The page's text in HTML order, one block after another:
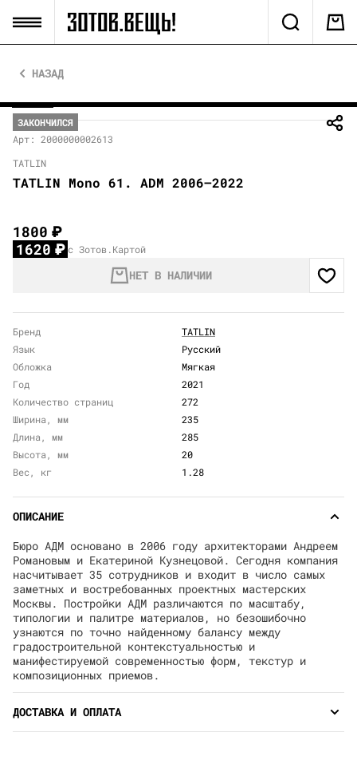
НАЗАД
ЗАКОНЧИЛСЯ
Арт: 2000000002613
TATLIN
TATLIN Mono 61. ADM 2006–2022
1800₽
1620₽ с Зотов.Картой
НЕТ В НАЛИЧИИ
Бренд
TATLIN
Язык
Русский
Обложка
Мягкая
Год
2021
Количество страниц
272
Ширина, мм
235
Длина, мм
285
Высота, мм
20
Вес, кг
1.28
ОПИСАНИЕ
Бюро АДМ основано в 2006 году архитекторами Андреем
Романовым и Екатериной Кузнецовой. Сегодня компания
насчитывает 35 сотрудников и входит в число самых
заметных и востребованных проектных мастерских
Москвы. Постройки АДМ различаются по масштабу,
типологии и палитре материалов, но безошибочно
узнаются по точно найденному балансу между
градостроительной контекстуальностью и
манифестируемой современностью форм, текстур и
композиционных приемов.
ДОСТАВКА И ОПЛАТА